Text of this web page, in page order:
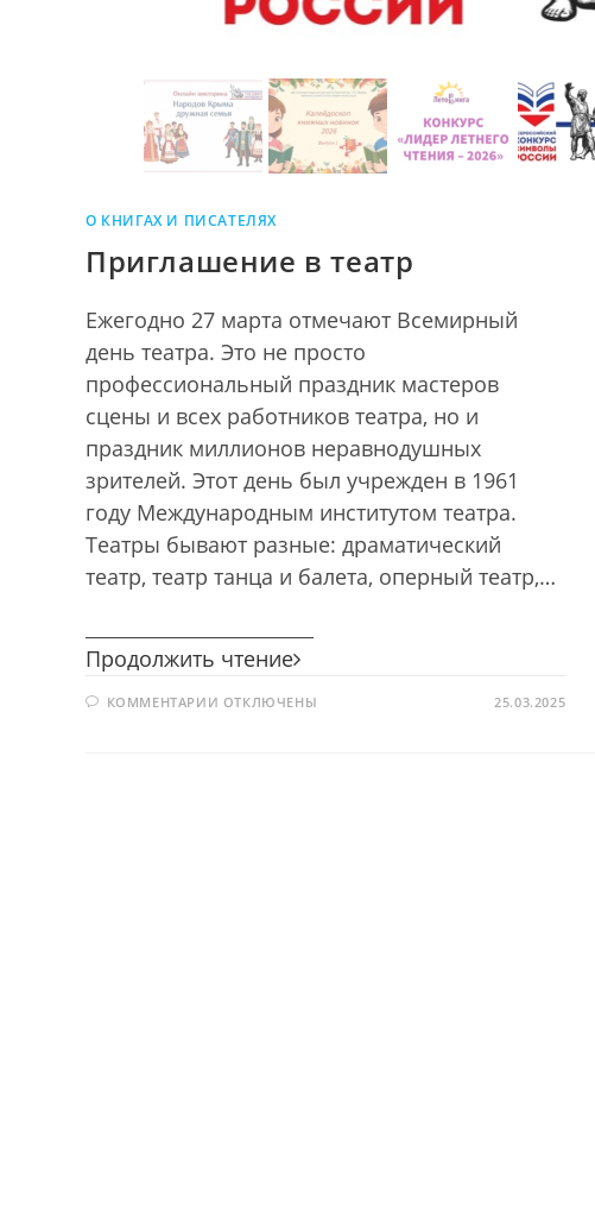
О КНИГАХ И ПИСАТЕЛЯХ
Приглашение в театр
Ежегодно 27 марта отмечают Всемирный
день театра. Это не просто
профессиональный праздник мастеров
сцены и всех работников театра, но и
праздник миллионов неравнодушных
зрителей. Этот день был учрежден в 1961
году Международным институтом театра.
Театры бывают разные: драматический
театр, театр танца и балета, оперный театр,…
Продолжить чтение Приглашение
театр
КОММЕНТАРИИ КОТКЛЮЧЕНЫ 25.03.2025